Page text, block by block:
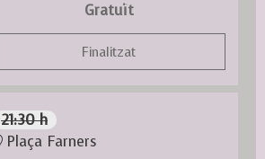
Gratuït
Finalitzat
21:30 h
Plaça Farners